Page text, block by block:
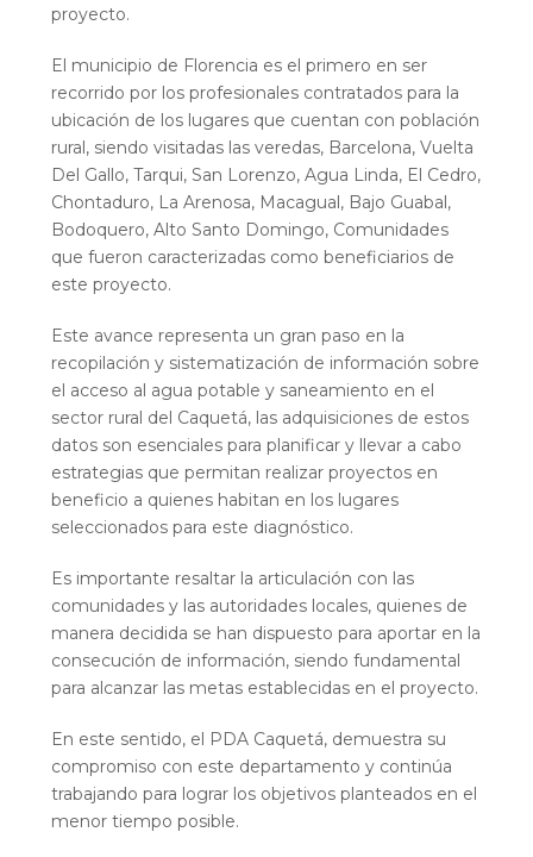
proyecto.
El municipio de Florencia es el primero en ser
recorrido por los profesionales contratados para la
ubicación de los lugares que cuentan con población
rural, siendo visitadas las veredas, Barcelona, Vuelta
Del Gallo, Tarqui, San Lorenzo, Agua Linda, El Cedro,
Chontaduro, La Arenosa, Macagual, Bajo Guabal,
Bodoquero, Alto Santo Domingo, Comunidades
que fueron caracterizadas como beneficiarios de
este proyecto.
Este avance representa un gran paso en la
recopilación y sistematización de información sobre
el acceso al agua potable y saneamiento en el
sector rural del Caquetá, las adquisiciones de estos
datos son esenciales para planificar y llevar a cabo
estrategias que permitan realizar proyectos en
beneficio a quienes habitan en los lugares
seleccionados para este diagnóstico.
Es importante resaltar la articulación con las
comunidades y las autoridades locales, quienes de
manera decidida se han dispuesto para aportar en la
consecución de información, siendo fundamental
para alcanzar las metas establecidas en el proyecto.
En este sentido, el PDA Caquetá, demuestra su
compromiso con este departamento y continúa
trabajando para lograr los objetivos planteados en el
menor tiempo posible.